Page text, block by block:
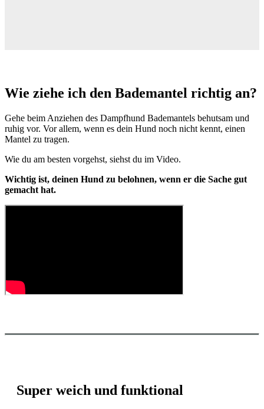
Wie ziehe ich den Bademantel richtig an?
Gehe beim Anziehen des Dampfhund Bademantels behutsam und
ruhig vor. Vor allem, wenn es dein Hund noch nicht kennt, einen
Mantel zu tragen.
Wie du am besten vorgehst, siehst du im Video.
Wichtig ist, deinen Hund zu belohnen, wenn er die Sache gut
gemacht hat.
Super weich und funktional